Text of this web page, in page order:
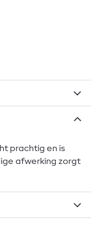
prachtig en is
afwerking zorgt